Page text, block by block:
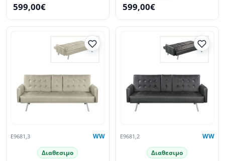
599,00€ 599,00€
E9681,3 WW
Διαθεσιμο
E9681,2 WW
Διαθεσιμο